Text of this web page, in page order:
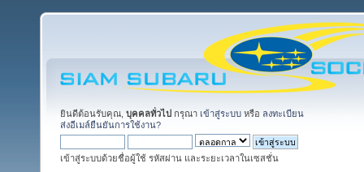
ยินดีต้อนรับคุณ, บุคคลทั่วไป กรุณา เข้าสู่ระบบ หรือ ลงทะเบียน
ส่งอีเมล์ยืนยันการใช้งาน?
เข้าสู่ระบบด้วยชื่อผู้ใช้ รหัสผ่าน และระยะเวลาในเซสชั่น